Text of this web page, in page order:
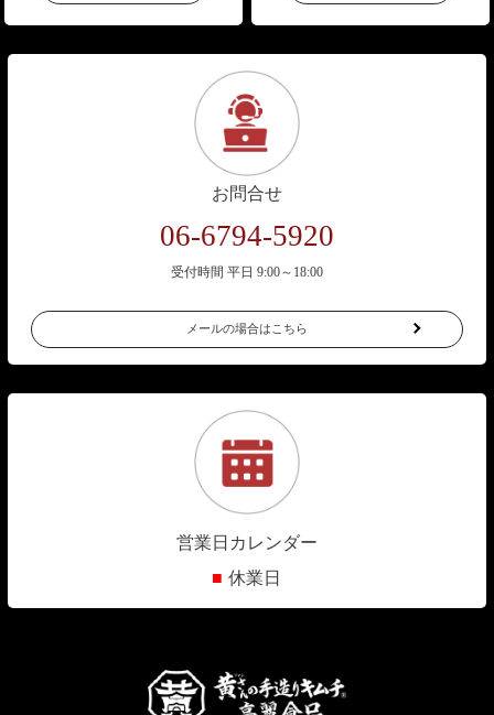
お問合せ
06-6794-5920
受付時間 平日 9:00～18:00
メールの場合はこちら
営業日カレンダー
■ 休業日